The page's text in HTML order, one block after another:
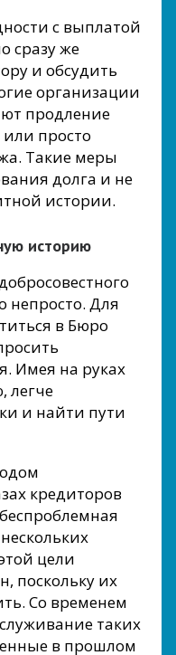
с выплатой
сразу же
и обсудить
организации
продление
просто
Такие меры
долга и не
истории.
историю
непросто. Для
в Бюро
Имея на руках
легче
и найти пути
кредиторов
цели
поскольку их
Со временем
таких
в прошлом